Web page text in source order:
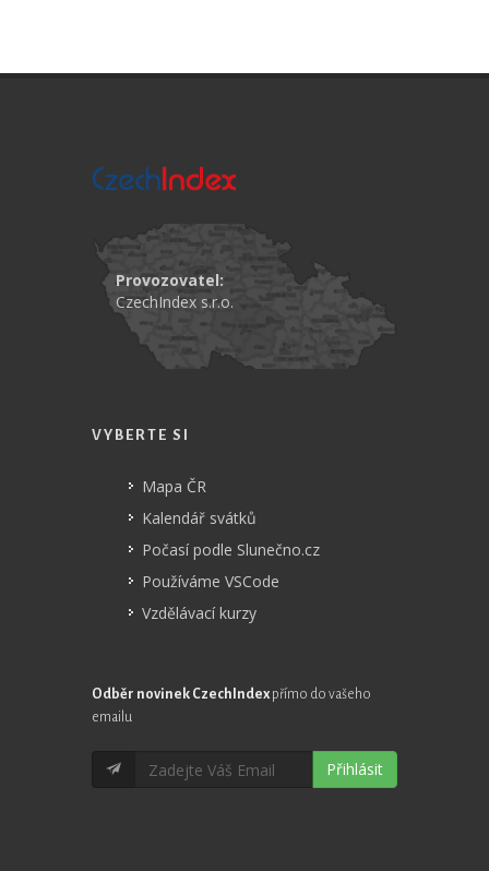
Provozovatel:
CzechIndex s.r.o.
VYBERTE SI
Mapa ČR
Kalendář svátků
Počasí podle Slunečno.cz
Používáme VSCode
Vzdělávací kurzy
Odběr novinek CzechIndex přímo do vašeho
emailu
Přihlásit